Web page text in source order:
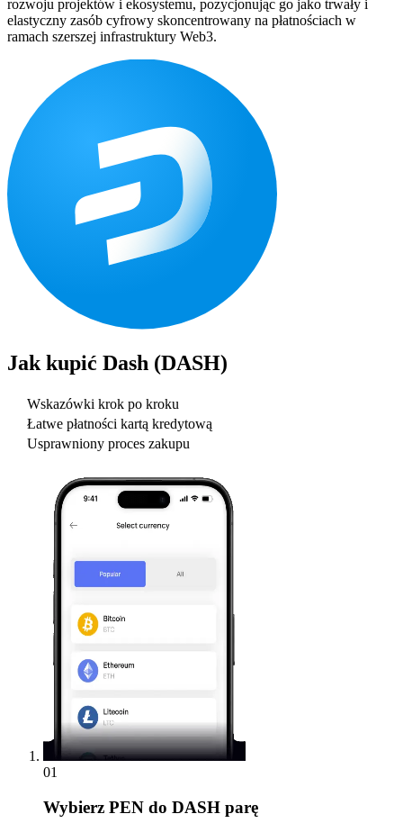
rozwoju projektów i ekosystemu, pozycjonując go jako trwały i
elastyczny zasób cyfrowy skoncentrowany na płatnościach w
ramach szerszej infrastruktury Web3.
Jak kupić Dash (DASH)
Wskazówki krok po kroku
Łatwe płatności kartą kredytową
Usprawniony proces zakupu
01
Wybierz PEN do DASH parę